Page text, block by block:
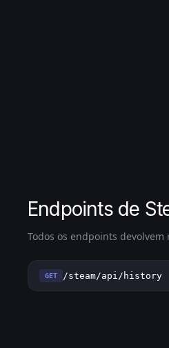
Endpoints de
Todos os endpoints
GET /steam/api/history